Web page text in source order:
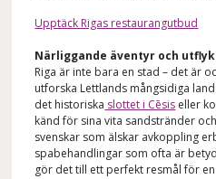
Upptäck Rigas restaurangutbud
Närliggande äventyr och
Riga är inte bara en stad – det är
utforska Lettlands mångsidiga
det historiska slottet i Cēsis eller
känd för sina vita sandstränder
svenskar som älskar avkoppling
spabehandlingar som ofta är
gör det till ett perfekt resmål för